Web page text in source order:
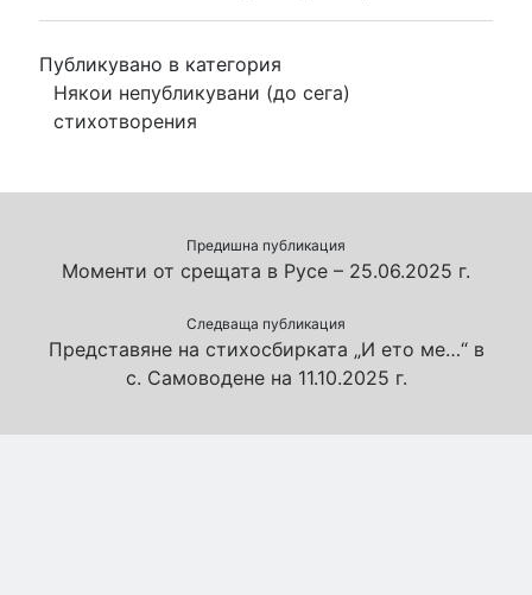
Публикувано в категория
Някои непубликувани (до сега)
стихотворения
Предишна публикация
Моменти от срещата в Русе – 25.06.2025 г.
Следваща публикация
Представяне на стихосбирката „И ето ме…“ в
с. Самоводене на 11.10.2025 г.